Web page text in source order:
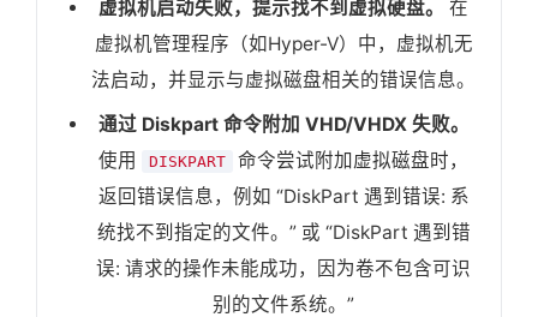
虚拟机启动失败，提示找不到虚拟硬盘。
在
虚拟机管理程序（如Hyper-V）中，虚拟机无
法启动，并显示与虚拟磁盘相关的错误信息。
通过 Diskpart 命令附加 VHD/VHDX 失败。
使用
DISKPART
命令尝试附加虚拟磁盘时，
返回错误信息，例如 “DiskPart 遇到错误: 系
统找不到指定的文件。” 或 “DiskPart 遇到错
误: 请求的操作未能成功，因为卷不包含可识
别的文件系统。”